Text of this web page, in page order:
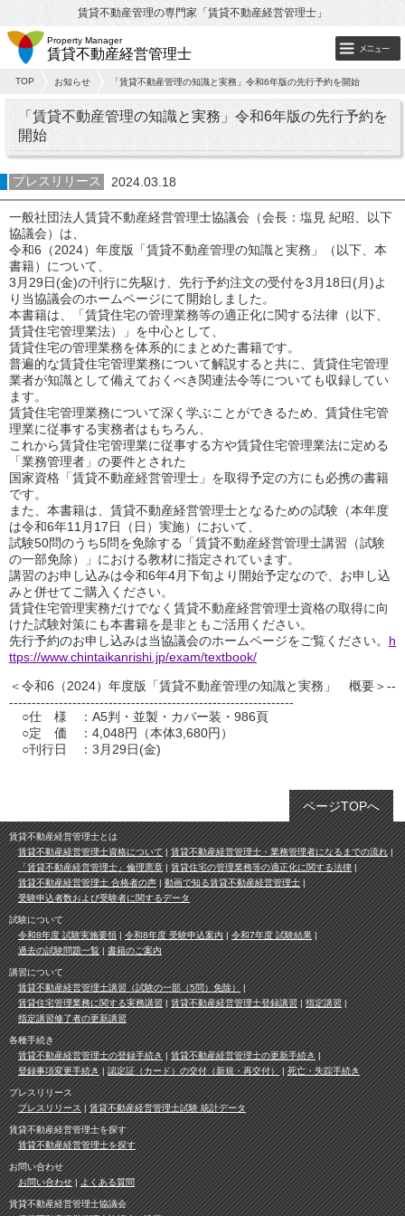
賃貸不動産管理の専門家「賃貸不動産経営管理士」
Property Manager
賃貸不動産経営管理士
TOP お知らせ 「賃貸不動産管理の知識と実務」令和6年版の先行予約を開始
「賃貸不動産管理の知識と実務」令和6年版の先行予約を
開始
プレスリリース 2024.03.18
一般社団法人賃貸不動産経営管理士協議会（会長：塩見 紀昭、以下
協議会）は、
令和6（2024）年度版「賃貸不動産管理の知識と実務」（以下、本
書籍）について、
3月29日(金)の刊行に先駆け、先行予約注文の受付を3月18日(月)よ
り当協議会のホームページにて開始しました。
本書籍は、「賃貸住宅の管理業務等の適正化に関する法律（以下、
賃貸住宅管理業法）」を中心として、
賃貸住宅の管理業務を体系的にまとめた書籍です。
普遍的な賃貸住宅管理業務について解説すると共に、賃貸住宅管理
業者が知識として備えておくべき関連法令等についても収録してい
ます。
賃貸住宅管理業務について深く学ぶことができるため、賃貸住宅管
理業に従事する実務者はもちろん、
これから賃貸住宅管理業に従事する方や賃貸住宅管理業法に定める
「業務管理者」の要件とされた
国家資格「賃貸不動産経営管理士」を取得予定の方にも必携の書籍
です。
また、本書籍は、賃貸不動産経営管理士となるための試験（本年度
は令和6年11月17日（日）実施）において、
試験50問のうち5問を免除する「賃貸不動産経営管理士講習（試験
の一部免除）」における教材に指定されています。
講習のお申し込みは令和6年4月下旬より開始予定なので、お申し込
みと併せてご購入ください。
賃貸住宅管理実務だけでなく賃貸不動産経営管理士資格の取得に向
けた試験対策にも本書籍を是非ともご活用ください。
先行予約のお申し込みは当協議会のホームページをご覧ください。 h
ttps://www.chintaikanrishi.jp/exam/textbook/
＜令和6（2024）年度版「賃貸不動産管理の知識と実務」 概要＞--
---------------------------------------------------------------
○仕 様 ：A5判・並製・カバー装・986頁
○定 価 ：4,048円（本体3,680円）
○刊行日 ：3月29日(金)
ページTOPへ
賃貸不動産経営管理士とは
賃貸不動産経営管理士資格について
賃貸不動産経営管理士・業務管理者になるまでの流れ
「賃貸不動産経営管理士」倫理憲章
賃貸住宅の管理業務等の適正化に関する法律
賃貸不動産経営管理士 合格者の声
動画で知る賃貸不動産経営管理士
受験申込者数および受験者に関するデータ
試験について
令和8年度 試験実施要領
令和8年度 受験申込案内
令和7年度 試験結果
過去の試験問題一覧
書籍のご案内
講習について
賃貸不動産経営管理士講習（試験の一部（5問）免除）
賃貸住宅管理業務に関する実務講習
賃貸不動産経営管理士登録講習
指定講習
指定講習修了者の更新講習
各種手続き
賃貸不動産経営管理士の登録手続き
賃貸不動産経営管理士の更新手続き
登録事項変更手続き
認定証（カード）の交付（新規・再交付） 死亡・失踪手続き
プレスリリース
プレスリリース
賃貸不動産経営管理士試験 統計データ
賃貸不動産経営管理士を探す
賃貸不動産経営管理士を探す
お問い合わせ
お問い合わせ
よくある質問
賃貸不動産経営管理士協議会